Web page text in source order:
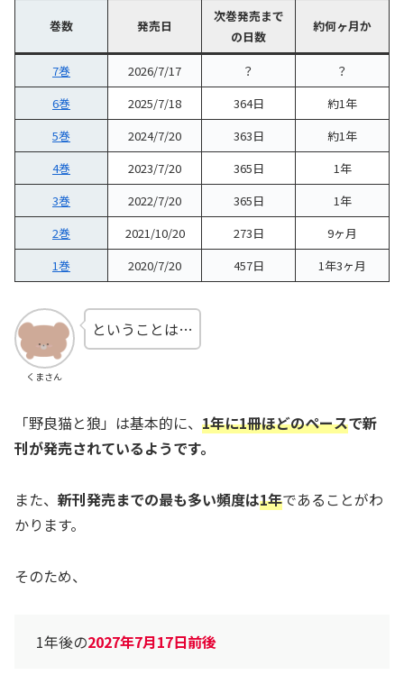
巻数 発売日
次巻発売まで
の日数
約何ヶ月か
7巻 2026/7/17 ？
？
6巻
2025/7/18 364日
約1年
5巻
2024/7/20 363日
約1年
4巻
2023/7/20 365日
1年
3巻
2022/7/20 365日
1年
2巻
2021/10/20 273日
9ヶ月
1巻
2020/7/20 457日 1年3ヶ月
くまさん
ということは…
「野良猫と狼」は基本的に、 1年に1冊ほどのペースで新
刊が発売されているようです。
また、 新刊発売までの最も多い頻度は1年であることがわ
かります。
そのため、
1年後の2027年7月17日前後